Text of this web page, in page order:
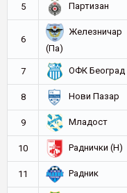
5 Партизан
6
Железничар
(Па)
7 ОФК Београд
8 Нови Пазар
9 Младост
10 Раднички (Н)
11 Радник